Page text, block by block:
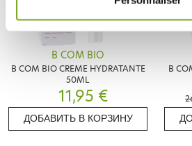
B COM BIO
B COM BIO CREME HYDRATANTE
50ML
11,95 €
ДОБАВИТЬ В КОРЗИНУ
B